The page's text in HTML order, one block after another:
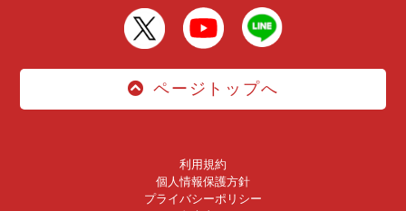
ページトップへ
利用規約
個人情報保護方針
プライバシーポリシー